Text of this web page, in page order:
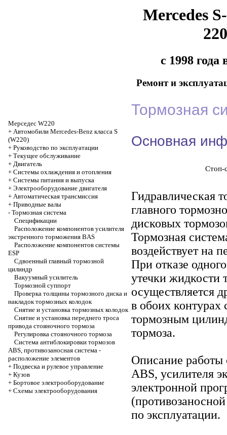
Mercedes
220
с 1998 года
Ремонт и
Мерседес W220
+ Автомобили Mercedes-Benz класса S
(W220)
+ Руководство по эксплуатации
+ Текущее обслуживание
+ Двигатель
+ Системы охлаждения и отопления
+ Системы питания и выпуска
+ Электрооборудование двигателя
+ Автоматическая трансмиссия
+ Приводные валы
- Тормозная система
Спецификации
Расположение компонентов усилителя
экстренного торможения BAS
Расположение компонентов системы
ESP
Сдвоенный главный тормозной
цилиндр
Вакуумный усилитель
Тормозной суппорт
Проверка толщины тормозного диска и
накладок тормозных колодок
Снятие и установка тормозных колодок
Снятие и установка переднего троса
привода стояночного тормоза
Регулировка стояночного тормоза
Система антиблокировки тормозов
ABS, противозаносная система -
расположение элементов
+ Подвеска и рулевое управление
+ Кузов
+ Бортовое электрооборудование
+ Cхемы электрооборудования
Тормозная
Основная
Стоп-
Гидравлическая
главного
дисковых
Тормозная
воздействует на
При отказе
утечки жидкости
осуществляется
в обоих контурах
тормозным
тормоза.
Описание работы
ABS, усилителя
электронной
по эксплуатации.